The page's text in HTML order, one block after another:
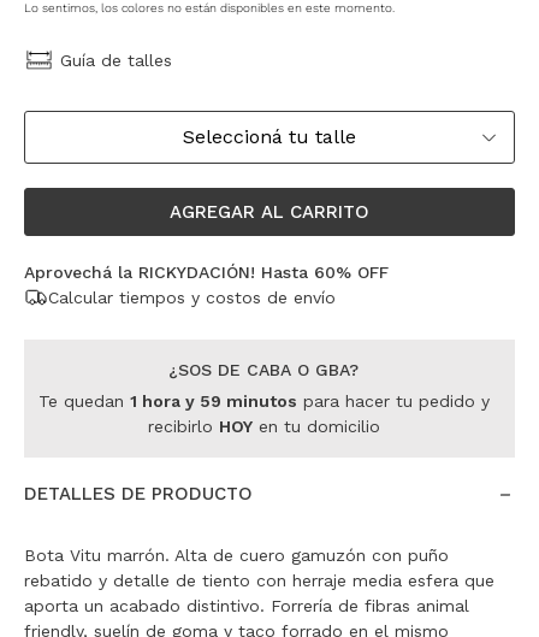
Lo sentimos, los colores no están disponibles en este momento.
Guía de talles
Seleccioná tu talle
AGREGAR AL CARRITO
Aprovechá la RICKYDACIÓN! Hasta 60% OFF
Calcular tiempos y costos de envío
¿SOS DE CABA O GBA?
Te quedan 1 horay 59 minutos para hacer tu pedido y
recibirlo HOYen tu domicilio
DETALLES DE PRODUCTO
Bota Vitu marrón. Alta de cuero gamuzón con puño
rebatido y detalle de tiento con herraje media esfera que
aporta un acabado distintivo. Forrería de fibras animal
friendly, suelín de goma y taco forrado en el mismo